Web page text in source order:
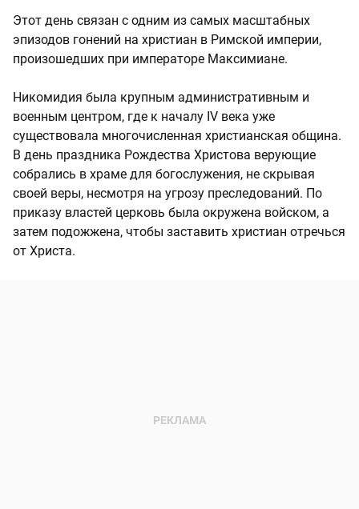
Этот день связан с одним из самых масштабных
эпизодов гонений на христиан в Римской империи,
произошедших при императоре Максимиане.
Никомидия была крупным административным и
военным центром, где к началу IV века уже
существовала многочисленная христианская община.
В день праздника Рождества Христова верующие
собрались в храме для богослужения, не скрывая
своей веры, несмотря на угрозу преследований. По
приказу властей церковь была окружена войском, а
затем подожжена, чтобы заставить христиан отречься
от Христа.